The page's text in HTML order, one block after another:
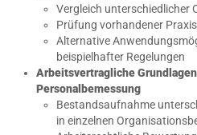
Vergleich unterschiedlicher
Prüfung vorhandener
Alternative
beispielhafter Regelungen
Arbeitsvertragliche
Personalbemessung
Bestandsaufnahme
in einzelnen